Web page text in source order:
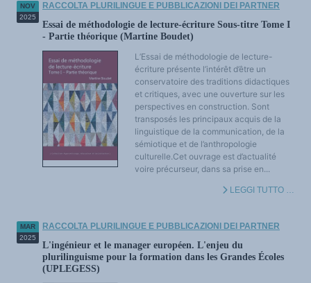
NOV
2025
RACCOLTA PLURILINGUE E PUBBLICAZIONI DEI PARTNER
Essai de méthodologie de lecture-écriture Sous-titre Tome I
- Partie théorique (Martine Boudet)
L’Essai de méthodologie de lecture-
écriture présente l’intérêt d’être un
conservatoire des traditions didactiques
et critiques, avec une ouverture sur les
perspectives en construction. Sont
transposés les principaux acquis de la
linguistique de la communication, de la
sémiotique et de l’anthropologie
culturelle.Cet ouvrage est d’actualité
voire précurseur, dans sa prise en...
LEGGI TUTTO …
MAR
2025
RACCOLTA PLURILINGUE E PUBBLICAZIONI DEI PARTNER
L'ingénieur et le manager européen. L'enjeu du
plurilinguisme pour la formation dans les Grandes Écoles
(UPLEGESS)